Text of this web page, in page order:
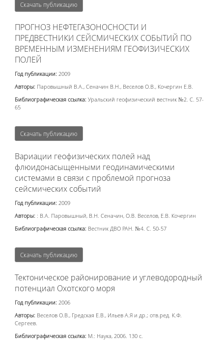
Скачать публикацию
ПРОГНОЗ НЕФТЕГАЗОНОСНОСТИ И
ПРЕДВЕСТНИКИ СЕЙСМИЧЕСКИХ СОБЫТИЙ ПО
ВРЕМЕННЫМ ИЗМЕНЕНИЯМ ГЕОФИЗИЧЕСКИХ
ПОЛЕЙ
Год публикации: 2009
Авторы: Паровышный В.А., Сеначин В.Н., Веселов О.В., Кочергин Е.В.
Библиографическая ссылка: Уральский геофизический вестник №2. С. 57-
65
Скачать публикацию
Вариации геофизических полей над
флюидонасыщенными геодинамическими
системами в связи с проблемой прогноза
сейсмических событий
Год публикации: 2009
Авторы: : В.А. Паровышный, В.Н. Сеначин, О.В. Веселов, Е.В. Кочергин
Библиографическая ссылка: Вестник ДВО РАН. №4. С. 50-57
Скачать публикацию
Тектоническое районирование и углеводородный
потенциал Охотского моря
Год публикации: 2006
Авторы: Веселов О.В., Гредская Е.В., Ильев А.Я и др.; отв.ред. К.Ф.
Сергеев.
Библиографическая ссылка: М.: Наука, 2006. 130 с.